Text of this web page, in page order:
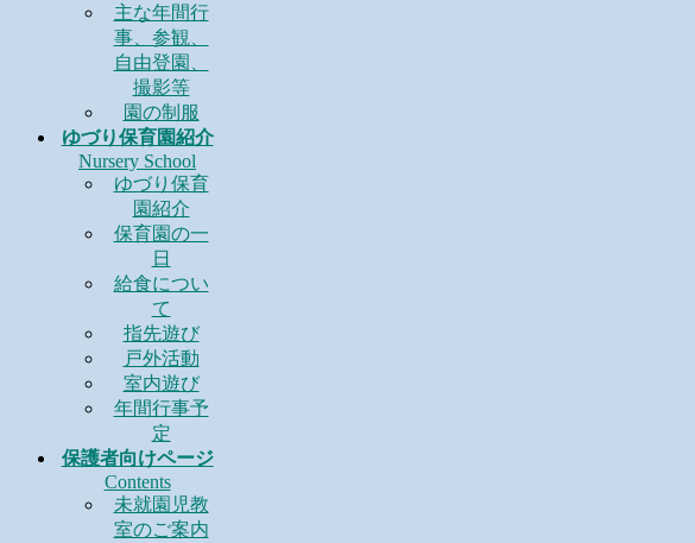
主な年間行
事、参観、
自由登園、
撮影等
園の制服
ゆづり保育園紹介
Nursery School
ゆづり保育
園紹介
保育園の一
日
給食につい
て
指先遊び
戸外活動
室内遊び
年間行事予
定
保護者向けページ
Contents
未就園児教
室のご案内